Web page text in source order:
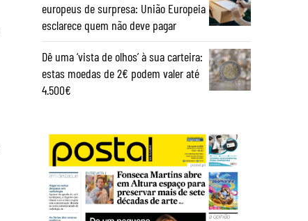
europeus de surpresa: União Europeia
esclarece quem não deve pagar
Dê uma ‘vista de olhos’ à sua carteira:
estas moedas de 2€ podem valer até
4.500€